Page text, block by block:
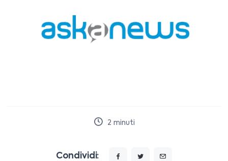
2 minuti
Condividi: